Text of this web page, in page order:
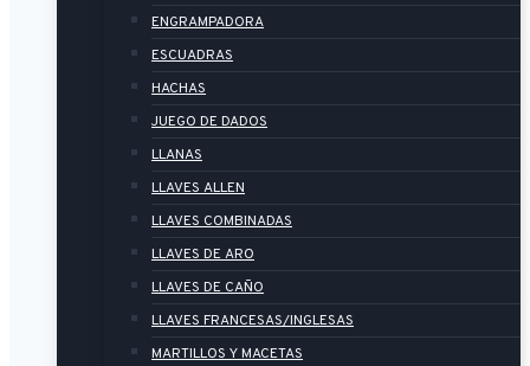
ENGRAMPADORA
ESCUADRAS
HACHAS
JUEGO DE DADOS
LLANAS
LLAVES ALLEN
LLAVES COMBINADAS
LLAVES DE ARO
LLAVES DE CAÑO
LLAVES FRANCESAS/INGLESAS
MARTILLOS Y MACETAS